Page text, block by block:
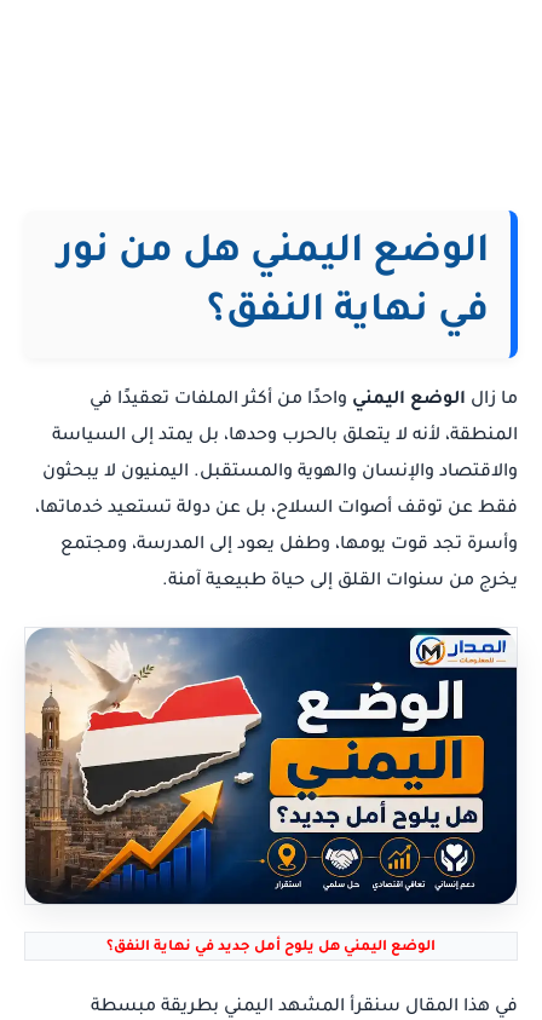
الوضع اليمني هل من نور
في نهاية النفق؟
ما زال الوضع اليمني واحدًا من أكثر الملفات تعقيدًا في
المنطقة، لأنه لا يتعلق بالحرب وحدها، بل يمتد إلى السياسة
والاقتصاد والإنسان والهوية والمستقبل. اليمنيون لا يبحثون
فقط عن توقف أصوات السلاح، بل عن دولة تستعيد خدماتها،
وأسرة تجد قوت يومها، وطفل يعود إلى المدرسة، ومجتمع
يخرج من سنوات القلق إلى حياة طبيعية آمنة.
الوضع اليمني هل يلوح أمل جديد في نهاية النفق؟
في هذا المقال سنقرأ المشهد اليمني بطريقة مبسطة